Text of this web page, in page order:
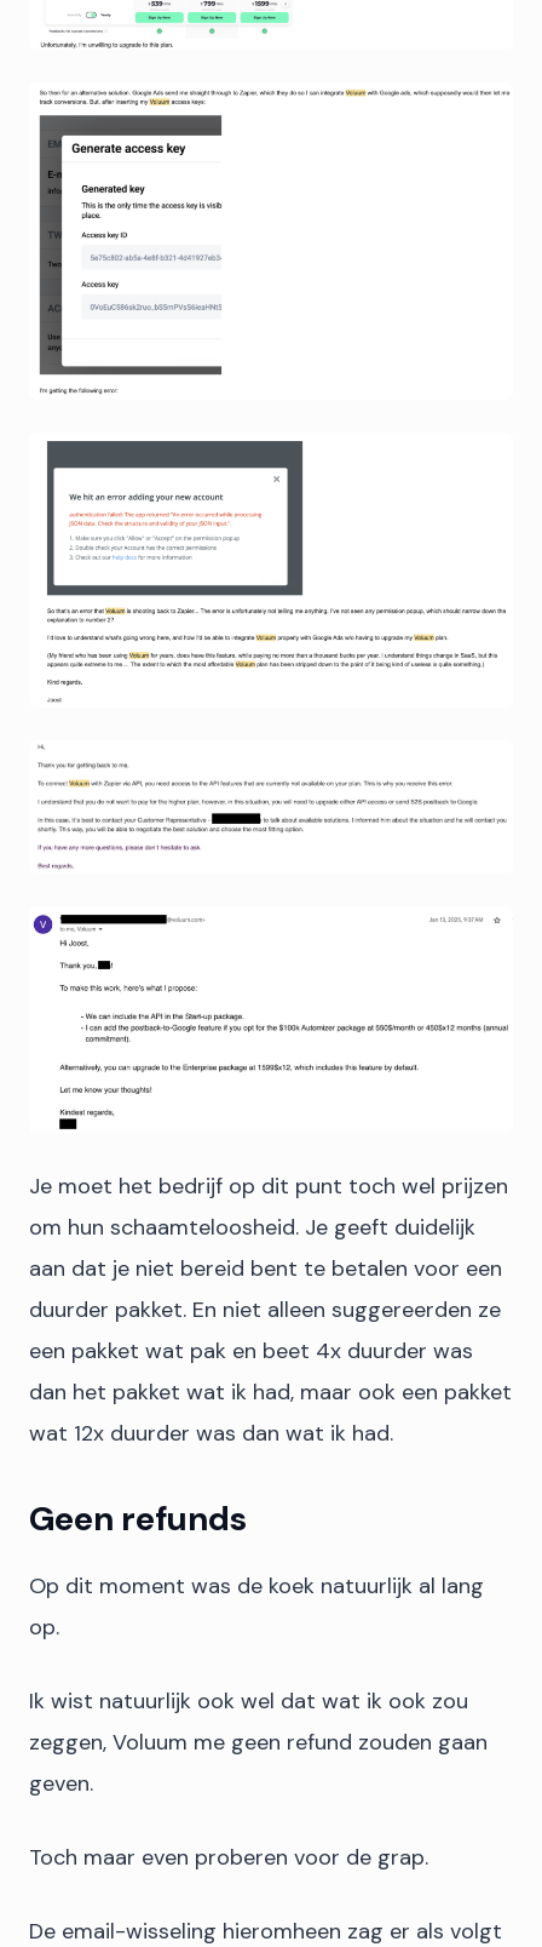
Je moet het bedrijf op dit punt toch wel prijzen
om hun schaamteloosheid. Je geeft duidelijk
aan dat je niet bereid bent te betalen voor een
duurder pakket. En niet alleen suggereerden ze
een pakket wat pak en beet 4x duurder was
dan het pakket wat ik had, maar ook een pakket
wat 12x duurder was dan wat ik had.
Geen refunds
Op dit moment was de koek natuurlijk al lang
op.
Ik wist natuurlijk ook wel dat wat ik ook zou
zeggen, Voluum me geen refund zouden gaan
geven.
Toch maar even proberen voor de grap.
De email-wisseling hieromheen zag er als volgt